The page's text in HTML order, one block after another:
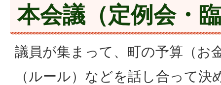
本会議（定例会・
議員が集まって、町の予算（お
（ルール）などを話し合って